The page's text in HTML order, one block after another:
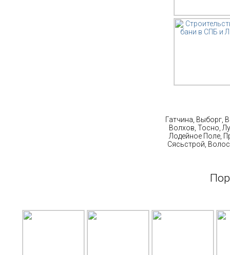
Гатчина, Выборг,
Волхов, Тосно,
Лодейное Поле,
Сясьстрой,